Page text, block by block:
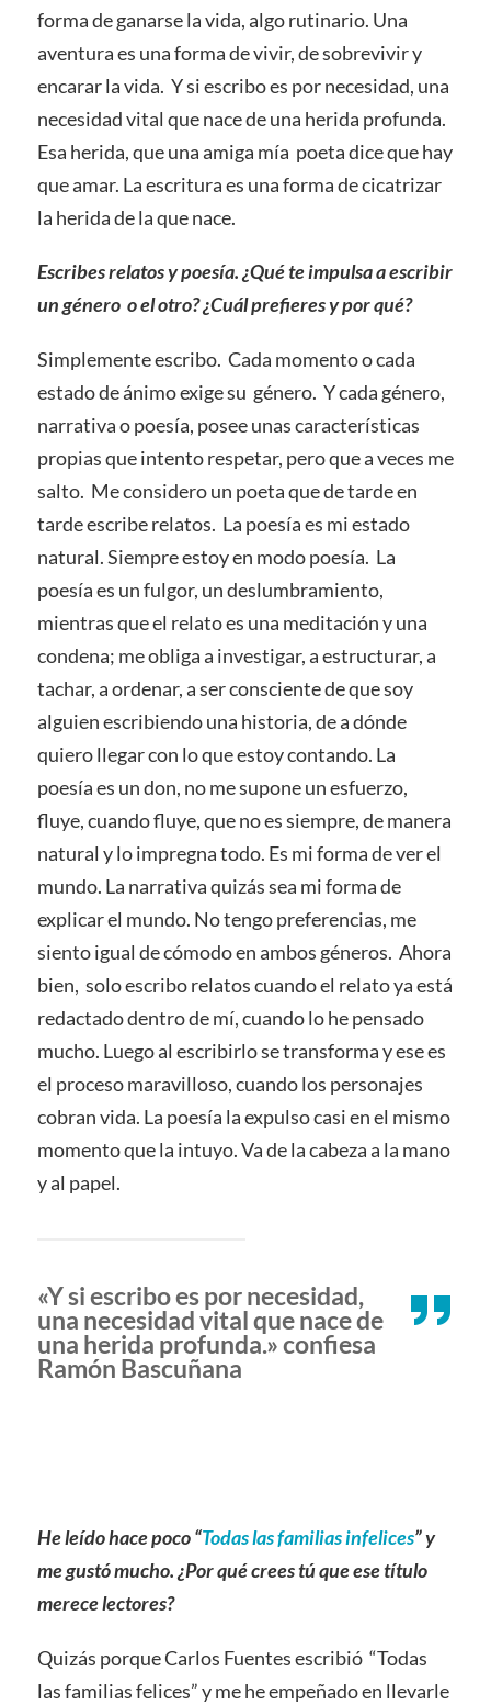
forma de ganarse la vida, algo rutinario. Una
aventura es una forma de vivir, de sobrevivir y
encarar la vida. Y si escribo es por necesidad, una
necesidad vital que nace de una herida profunda.
Esa herida, que una amiga mía poeta dice que hay
que amar. La escritura es una forma de cicatrizar
la herida de la que nace.
Escribes relatos y poesía. ¿Qué te impulsa a escribir
un género o el otro? ¿Cuál prefieres y por qué?
Simplemente escribo. Cada momento o cada
estado de ánimo exige su género. Y cada género,
narrativa o poesía, posee unas características
propias que intento respetar, pero que a veces me
salto. Me considero un poeta que de tarde en
tarde escribe relatos. La poesía es mi estado
natural. Siempre estoy en modo poesía. La
poesía es un fulgor, un deslumbramiento,
mientras que el relato es una meditación y una
condena; me obliga a investigar, a estructurar, a
tachar, a ordenar, a ser consciente de que soy
alguien escribiendo una historia, de a dónde
quiero llegar con lo que estoy contando. La
poesía es un don, no me supone un esfuerzo,
fluye, cuando fluye, que no es siempre, de manera
natural y lo impregna todo. Es mi forma de ver el
mundo. La narrativa quizás sea mi forma de
explicar el mundo. No tengo preferencias, me
siento igual de cómodo en ambos géneros. Ahora
bien, solo escribo relatos cuando el relato ya está
redactado dentro de mí, cuando lo he pensado
mucho. Luego al escribirlo se transforma y ese es
el proceso maravilloso, cuando los personajes
cobran vida. La poesía la expulso casi en el mismo
momento que la intuyo. Va de la cabeza a la mano
y al papel.
«Y si escribo es por necesidad,
una necesidad vital que nace de
una herida profunda.» confiesa
Ramón Bascuñana
He leído hace poco “Todas las familias infelices” y
me gustó mucho. ¿Por qué crees tú que ese título
merece lectores?
Quizás porque Carlos Fuentes escribió “Todas
las familias felices” y me he empeñado en llevarle